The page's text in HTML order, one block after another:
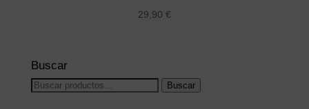
29,90 €
Buscar
Buscar
Buscar